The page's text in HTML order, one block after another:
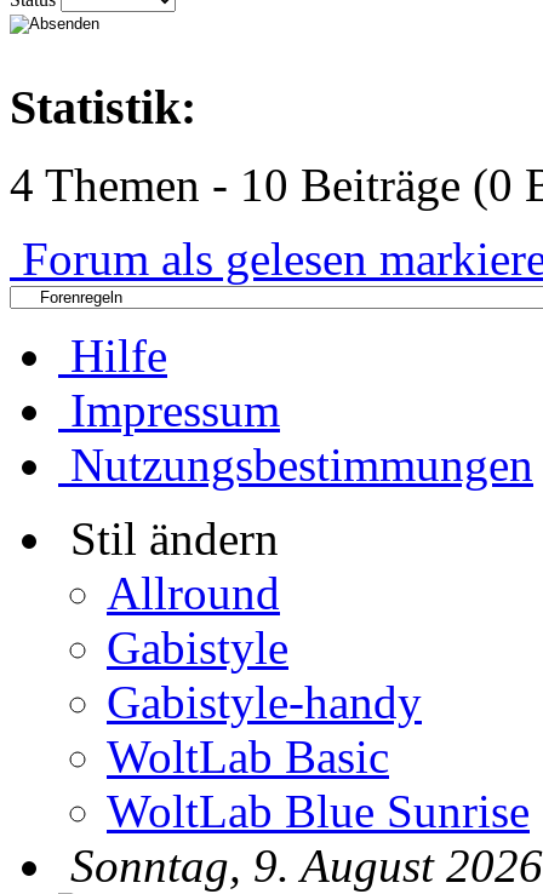
Statistik:
4 Themen - 10 Beiträge (0
Forum als gelesen
Hilfe
Impressum
Nutzungsbestimmungen
Stil ändern
Allround
Gabistyle
Gabistyle-handy
WoltLab Basic
WoltLab Blue Sunrise
Sonntag, 9. August